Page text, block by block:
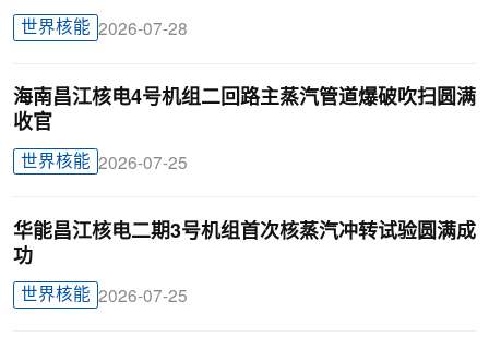
世界核能 2026-07-28
海南昌江核电4号机组二回路主蒸汽管道爆破吹扫圆满
收官
世界核能 2026-07-25
华能昌江核电二期3号机组首次核蒸汽冲转试验圆满成
功
世界核能 2026-07-25